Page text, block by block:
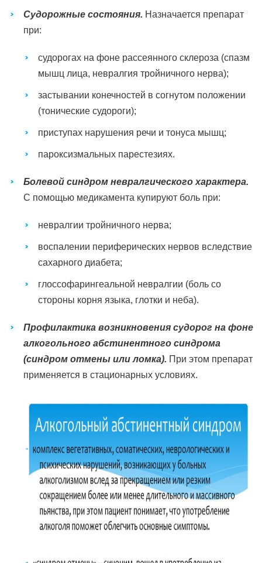
Судорожные состояния. Назначается препарат
при:
судорогах на фоне рассеянного склероза (спазм
мышц лица, невралгия тройничного нерва);
застывании конечностей в согнутом положении
(тонические судороги);
приступах нарушения речи и тонуса мышц;
пароксизмальных парестезиях.
Болевой синдром невралгического характера.
С помощью медикамента купируют боль при:
невралгии тройничного нерва;
воспалении периферических нервов вследствие
сахарного диабета;
глоссофарингеальной невралгии (боль со
стороны корня языка, глотки и неба).
Профилактика возникновения судорог на фоне
алкогольного абстинентного синдрома
(синдром отмены или ломка). При этом препарат
применяется в стационарных условиях.